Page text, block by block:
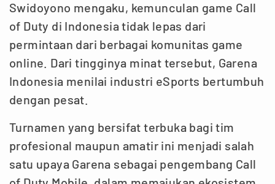
Swidoyono mengaku, kemunculan game Call
of Duty di Indonesia tidak lepas dari
permintaan dari berbagai komunitas game
online. Dari tingginya minat tersebut, Garena
Indonesia menilai industri eSports bertumbuh
dengan pesat.
Turnamen yang bersifat terbuka bagi tim
profesional maupun amatir ini menjadi salah
satu upaya Garena sebagai pengembang Call